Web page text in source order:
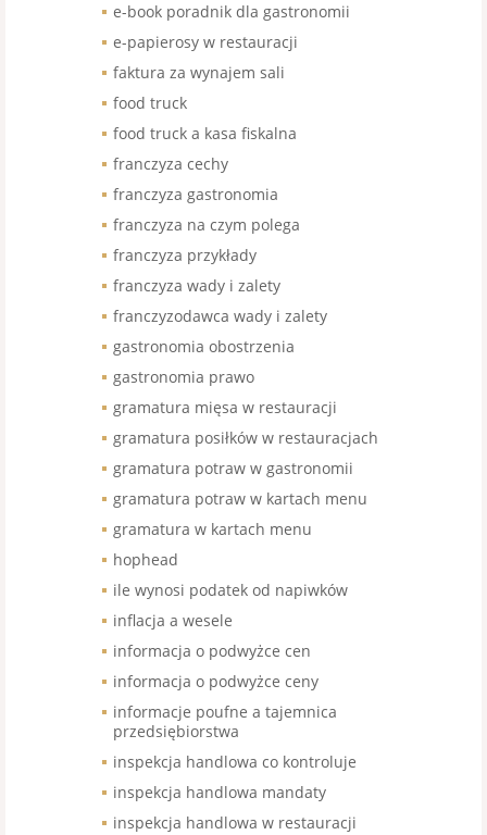
e-book poradnik dla gastronomii
e-papierosy w restauracji
faktura za wynajem sali
food truck
food truck a kasa fiskalna
franczyza cechy
franczyza gastronomia
franczyza na czym polega
franczyza przykłady
franczyza wady i zalety
franczyzodawca wady i zalety
gastronomia obostrzenia
gastronomia prawo
gramatura mięsa w restauracji
gramatura posiłków w restauracjach
gramatura potraw w gastronomii
gramatura potraw w kartach menu
gramatura w kartach menu
hophead
ile wynosi podatek od napiwków
inflacja a wesele
informacja o podwyżce cen
informacja o podwyżce ceny
informacje poufne a tajemnica
przedsiębiorstwa
inspekcja handlowa co kontroluje
inspekcja handlowa mandaty
inspekcja handlowa w restauracji